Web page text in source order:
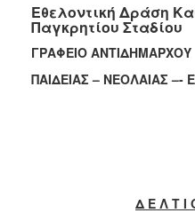
2022
2021
2020
Εθελοντική Δράση
Παγκρητίου Σταδίου
ΓΡΑΦΕΙΟ ΑΝΤΙΔΗΜΑΡΧΟΥ
ΠΑΙΔΕΙΑΣ – ΝΕΟΛΑΙΑΣ –-
Δ Ε Λ Τ